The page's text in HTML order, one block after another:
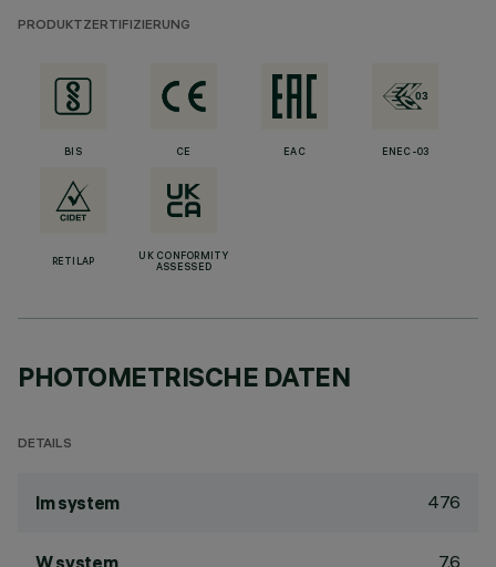
PRODUKTZERTIFIZIERUNG
BIS CE EAC ENEC-03
RETILAP
UK CONFORMITY
ASSESSED
PHOTOMETRISCHE DATEN
DETAILS
lm system 476
W system 7.6